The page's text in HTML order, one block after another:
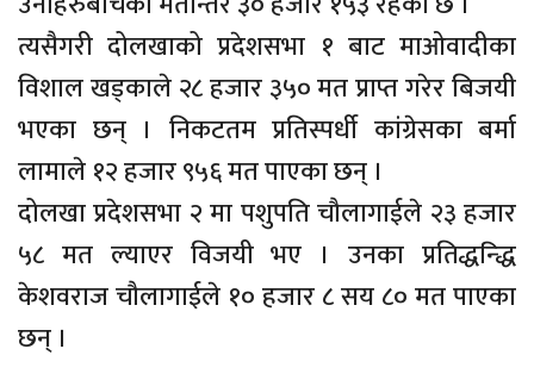
त्यसैगरी दोलखाको प्रदेशसभा १ बाट माओवादीका
विशाल खड्काले २८ हजार ३५० मत प्राप्त गरेर बिजयी
भएका छन् । निकटतम प्रतिस्पर्धी कांग्रेसका बर्मा
लामाले १२ हजार ९५६ मत पाएका छन् ।
दोलखा प्रदेशसभा २ मा पशुपति चौलागाईले २३ हजार
५८ मत ल्याएर विजयी भए । उनका प्रतिद्धन्द्धि
केशवराज चौलागाईले १० हजार ८ सय ८० मत पाएका
छन् ।